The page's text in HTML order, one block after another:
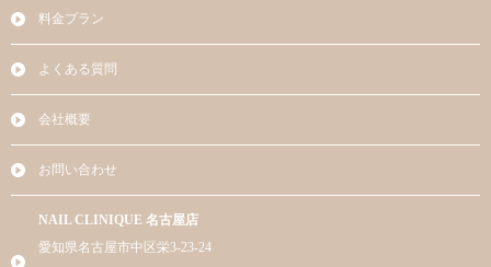
料金プラン
よくある質問
会社概要
お問い合わせ
NAIL CLINIQUE 名古屋店
愛知県名古屋市中区栄3-23-24